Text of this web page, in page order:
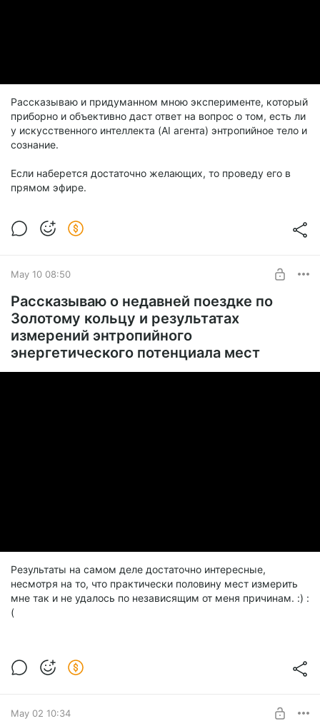
Рассказываю и придуманном мною эксперименте, который
приборно и объективно даст ответ на вопрос о том, есть ли
у искусственного интеллекта (AI агента) энтропийное тело и
сознание.
Если наберется достаточно желающих, то проведу его в
прямом эфире.
May 10 08:50
Рассказываю о недавней поездке по
Золотому кольцу и результатах
измерений энтропийного
энергетического потенциала мест
Результаты на самом деле достаточно интересные,
несмотря на то, что практически половину мест измерить
мне так и не удалось по независящим от меня причинам. :) :
(
May 02 10:34